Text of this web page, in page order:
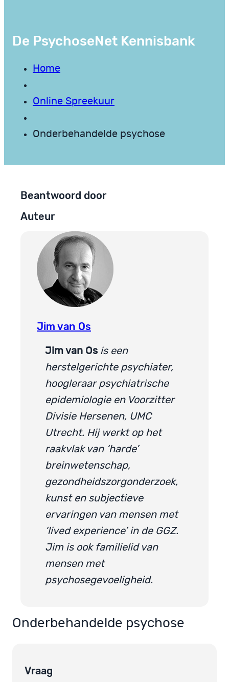
De PsychoseNet Kennisbank
Home
Online Spreekuur
Onderbehandelde psychose
Beantwoord door
Auteur
Jim van Os
Jim van Os is een
herstelgerichte psychiater,
hoogleraar psychiatrische
epidemiologie en Voorzitter
Divisie Hersenen, UMC
Utrecht. Hij werkt op het
raakvlak van ‘harde’
breinwetenschap,
gezondheidszorgonderzoek,
kunst en subjectieve
ervaringen van mensen met
‘lived experience’ in de GGZ.
Jim is ook familielid van
mensen met
psychosegevoeligheid.
Onderbehandelde psychose
Vraag